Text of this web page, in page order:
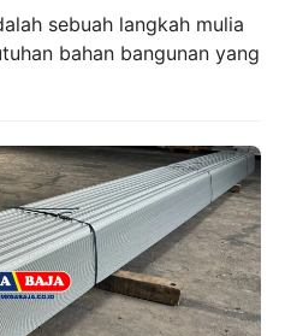
sebuah langkah mulia
bahan bangunan yang